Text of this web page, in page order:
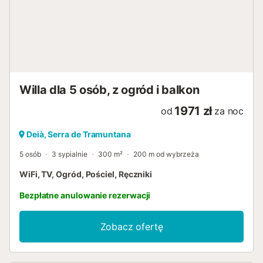
klimatyzacja, dostęp ...
Willa dla 5 osób, z ogród i balkon
od 1971 zł za noc
Deià, Serra de Tramuntana
5 osób 3 sypialnie 300 m² 200 m od wybrzeża
WiFi, TV, Ogród, Pościel, Ręczniki
Bezpłatne anulowanie rezerwacji
Zobacz ofertę